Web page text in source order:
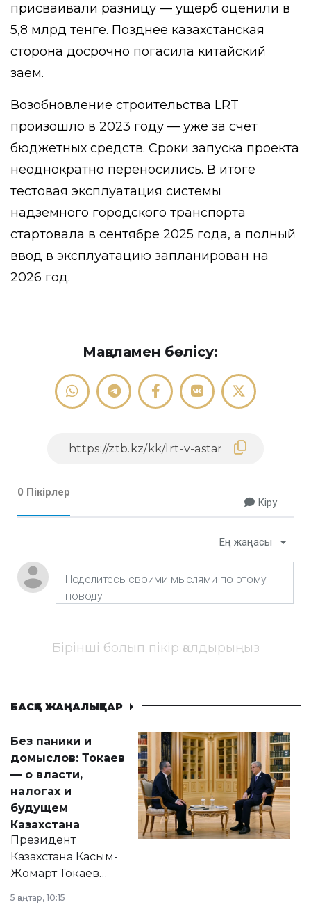
присваивали разницу — ущерб оценили в
5,8 млрд тенге. Позднее казахстанская
сторона досрочно погасила китайский
заем.
Возобновление строительства LRT
произошло в 2023 году — уже за счет
бюджетных средств. Сроки запуска проекта
неоднократно переносились. В итоге
тестовая эксплуатация системы
надземного городского транспорта
стартовала в сентябре 2025 года, а полный
ввод в эксплуатацию запланирован на
2026 год.
Мақаламен бөлісу:
0 Пікірлер
Кіру
Ең жаңасы
Бірінші болып пікір қалдырыңыз
БАСҚА ЖАҢАЛЫҚТАР
Без паники и
домыслов: Токаев
— о власти,
налогах и
будущем
Казахстана
Президент
Казахстана Касым-
Жомарт Токаев
сразу несколько
5 қаңтар, 10:15